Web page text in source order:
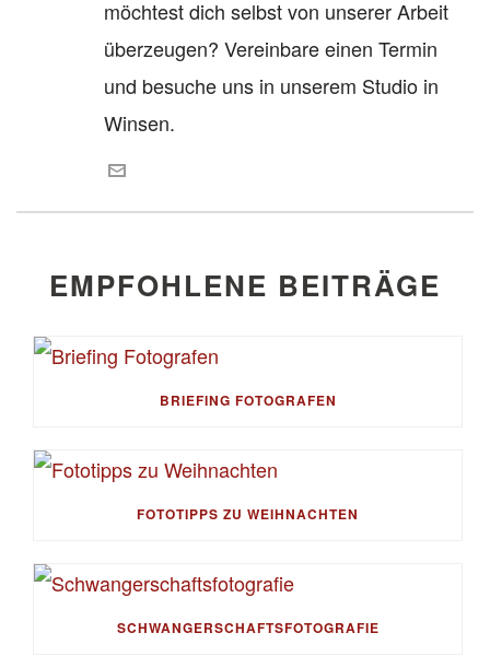
möchtest dich selbst von unserer Arbeit
überzeugen? Vereinbare einen Termin
und besuche uns in unserem Studio in
Winsen.
EMPFOHLENE BEITRÄGE
BRIEFING FOTOGRAFEN
FOTOTIPPS ZU WEIHNACHTEN
SCHWANGERSCHAFTSFOTOGRAFIE